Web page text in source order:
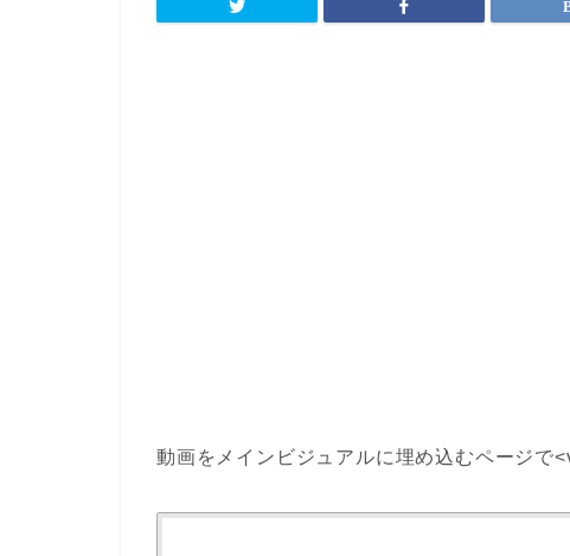
動画をメインビジュアルに埋め込むページで